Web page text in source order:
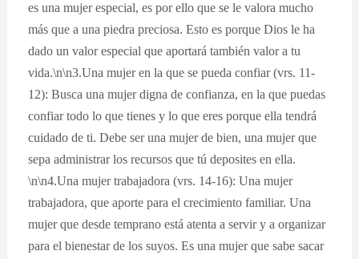
es una mujer especial, es por ello que se le valora mucho
más que a una piedra preciosa. Esto es porque Dios le ha
dado un valor especial que aportará también valor a tu
vida.\n\n3.Una mujer en la que se pueda confiar (vrs. 11-
12): Busca una mujer digna de confianza, en la que puedas
confiar todo lo que tienes y lo que eres porque ella tendrá
cuidado de ti. Debe ser una mujer de bien, una mujer que
sepa administrar los recursos que tú deposites en ella.
\n\n4.Una mujer trabajadora (vrs. 14-16): Una mujer
trabajadora, que aporte para el crecimiento familiar. Una
mujer que desde temprano está atenta a servir y a organizar
para el bienestar de los suyos. Es una mujer que sabe sacar